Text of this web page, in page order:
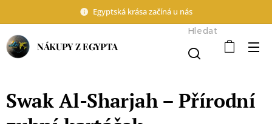
Egyptská krása začíná u nás
NÁKUPY Z EGYPTA
Hledat
Swak Al-Sharjah – Přírodní